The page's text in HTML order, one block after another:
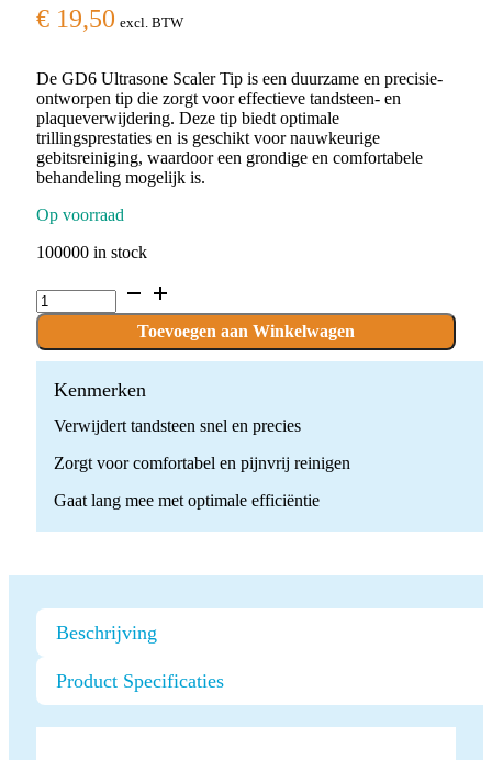
€ 19,50 excl. BTW
De GD6 Ultrasone Scaler Tip is een duurzame en precisie-
ontworpen tip die zorgt voor effectieve tandsteen- en
plaqueverwijdering. Deze tip biedt optimale
trillingsprestaties en is geschikt voor nauwkeurige
gebitsreiniging, waardoor een grondige en comfortabele
behandeling mogelijk is.
Op voorraad
100000 in stock
GD6
Ultrasone
Tip
quantity
Toevoegen aan Winkelwagen
Kenmerken
Verwijdert tandsteen snel en precies
Zorgt voor comfortabel en pijnvrij reinigen
Gaat lang mee met optimale efficiëntie
Beschrijving
Product Specificaties